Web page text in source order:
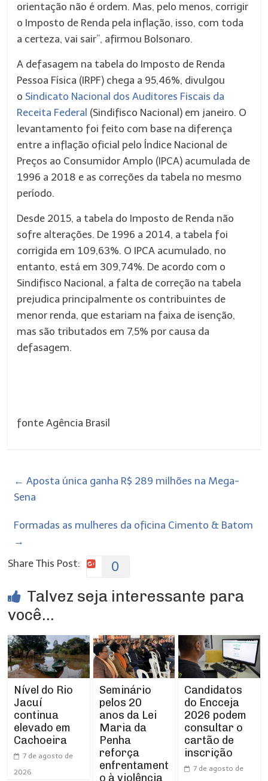
orientação não é ordem. Mas, pelo menos, corrigir
o Imposto de Renda pela inflação, isso, com toda
a certeza, vai sair”, afirmou Bolsonaro.
A defasagem na tabela do Imposto de Renda
Pessoa Física (IRPF) chega a 95,46%, divulgou
o Sindicato Nacional dos Auditores Fiscais da
Receita Federal (Sindifisco Nacional) em janeiro. O
levantamento foi feito com base na diferença
entre a inflação oficial pelo Índice Nacional de
Preços ao Consumidor Amplo (IPCA) acumulada de
1996 a 2018 e as correções da tabela no mesmo
período.
Desde 2015, a tabela do Imposto de Renda não
sofre alterações. De 1996 a 2014, a tabela foi
corrigida em 109,63%. O IPCA acumulado, no
entanto, está em 309,74%. De acordo com o
Sindifisco Nacional, a falta de correção na tabela
prejudica principalmente os contribuintes de
menor renda, que estariam na faixa de isenção,
mas são tributados em 7,5% por causa da
defasagem.
fonte Agência Brasil
← Aposta única ganha R$ 289 milhões na Mega-
Sena
Formadas as mulheres da oficina Cimento & Batom
→
Share This Post:
0
Talvez seja interessante para
você...
Nível do Rio
Jacuí
continua
elevado em
Cachoeira
7 de agosto de
2026
Seminário
pelos 20
anos da Lei
Maria da
Penha
reforça
enfrentament
o à violência
Candidatos
do Encceja
2026 podem
consultar o
cartão de
inscrição
7 de agosto de